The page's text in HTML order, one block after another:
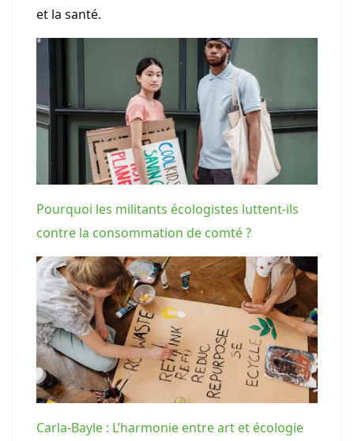
et la santé.
Pourquoi les militants écologistes luttent-ils
contre la consommation de comté ?
Carla-Bayle : L’harmonie entre art et écologie